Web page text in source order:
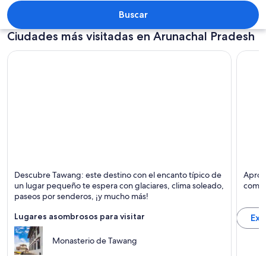
Un lago congelado rodeado de un
Buscar
Ciudades más visitadas en Arunachal Pradesh
Glaciares, Soleado y Camping
Descubre Tawang: este destino con el encanto típico de
un lugar pequeño te espera con glaciares, clima soleado,
paseos por senderos, ¡y mucho más!
Lugares asombrosos para visitar
Monasterio de Tawang
como